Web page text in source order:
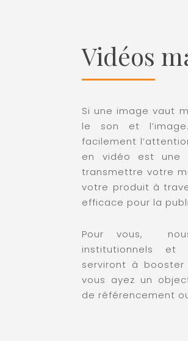
Vidéos
Si une image vaut
le son et
facilement
en vidéo est une
transmettre votre
votre produit à
efficace pour la
Pour vous,
institutionnels
serviront à
vous ayez un
de référencement